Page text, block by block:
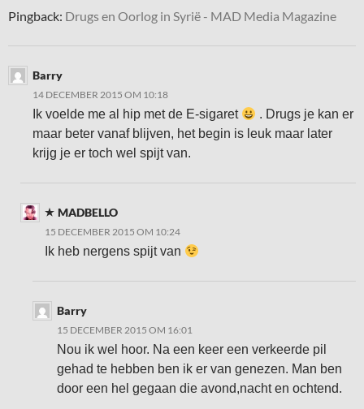
Pingback: Drugs en Oorlog in Syrië - MAD Media Magazine
Barry
14 DECEMBER 2015 OM 10:18
Ik voelde me al hip met de E-sigaret
. Drugs je kan er
maar beter vanaf blijven, het begin is leuk maar later
krijg je er toch wel spijt van.
MADBELLO
15 DECEMBER 2015 OM 10:24
Ik heb nergens spijt van
Barry
15 DECEMBER 2015 OM 16:01
Nou ik wel hoor. Na een keer een verkeerde pil
gehad te hebben ben ik er van genezen. Man ben
door een hel gegaan die avond,nacht en ochtend.